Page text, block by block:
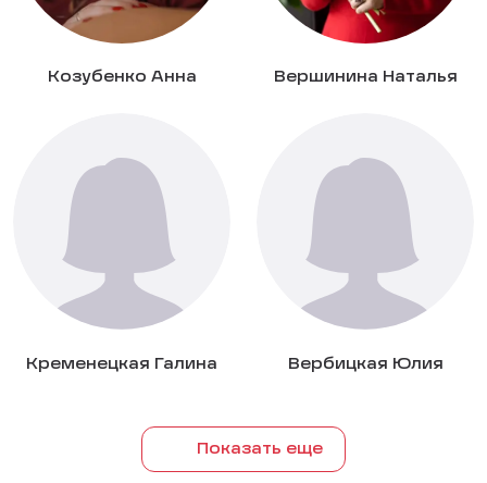
Козубенко Анна Вершинина Наталья
Кременецкая Галина Вербицкая Юлия
Показать еще